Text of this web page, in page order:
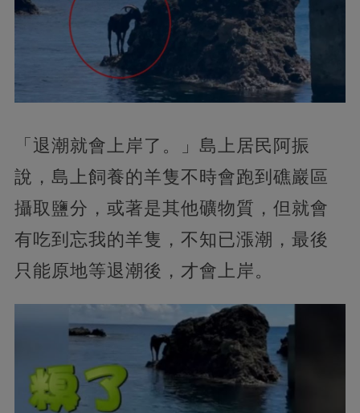
「退潮就會上岸了。」島上居民阿振
說，島上飼養的羊隻不時會跑到礁巖區
攝取鹽分，或著是其他礦物質，但就會
有吃到忘我的羊隻，不知已漲潮，最後
只能原地等退潮後，才會上岸。